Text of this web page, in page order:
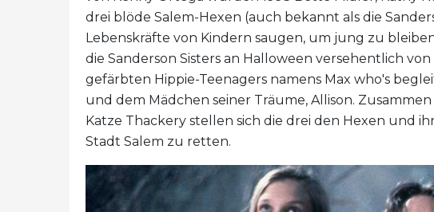
drei blöde Salem-Hexen (auch bekannt als die
Lebenskräfte von Kindern saugen, um jung zu
die Sanderson Sisters an Halloween versehentlich
gefärbten Hippie-Teenagers namens Max who's
und dem Mädchen seiner Träume, Allison.
Katze Thackery stellen sich die drei den Hexen und
Stadt Salem zu retten.